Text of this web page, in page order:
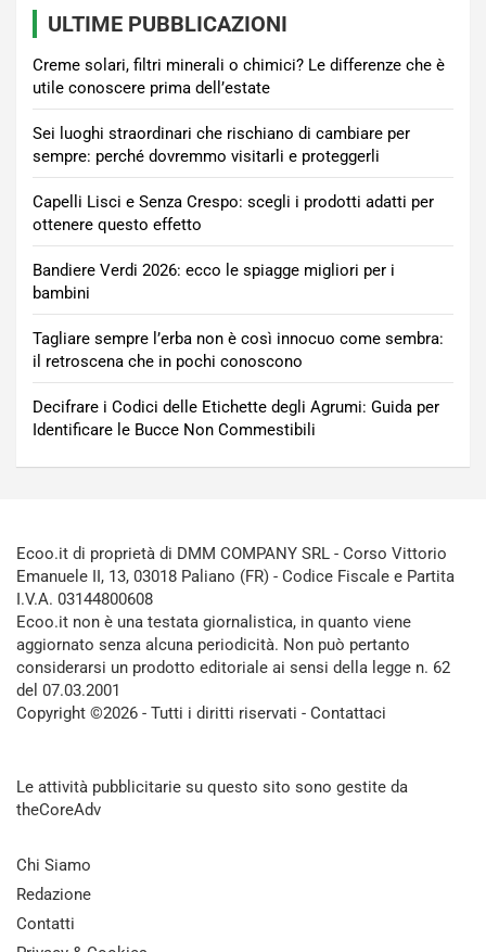
ULTIME PUBBLICAZIONI
Creme solari, filtri minerali o chimici? Le differenze che è
utile conoscere prima dell’estate
Sei luoghi straordinari che rischiano di cambiare per
sempre: perché dovremmo visitarli e proteggerli
Capelli Lisci e Senza Crespo: scegli i prodotti adatti per
ottenere questo effetto
Bandiere Verdi 2026: ecco le spiagge migliori per i
bambini
Tagliare sempre l’erba non è così innocuo come sembra:
il retroscena che in pochi conoscono
Decifrare i Codici delle Etichette degli Agrumi: Guida per
Identificare le Bucce Non Commestibili
Ecoo.it di proprietà di DMM COMPANY SRL - Corso Vittorio
Emanuele II, 13, 03018 Paliano (FR) - Codice Fiscale e Partita
I.V.A. 03144800608
Ecoo.it non è una testata giornalistica, in quanto viene
aggiornato senza alcuna periodicità. Non può pertanto
considerarsi un prodotto editoriale ai sensi della legge n. 62
del 07.03.2001
Copyright ©2026 - Tutti i diritti riservati - Contattaci
Le attività pubblicitarie su questo sito sono gestite da
theCoreAdv
Chi Siamo
Redazione
Contatti